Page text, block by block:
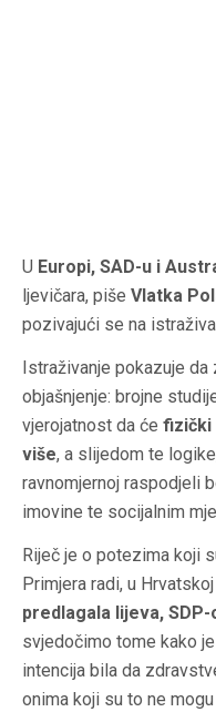
U Europi, SAD-u i
ljevičara, piše Vlatka
pozivajući se na
Istraživanje pokazuje
objašnjenje: brojne
vjerojatnost da će fizički
više, a slijedom te
ravnomjernoj raspodjeli
imovine te socijalnim
Riječ je o potezima koji
Primjera radi, u
predlagala lijeva,
svjedočimo tome kako
intencija bila da
onima koji su to ne